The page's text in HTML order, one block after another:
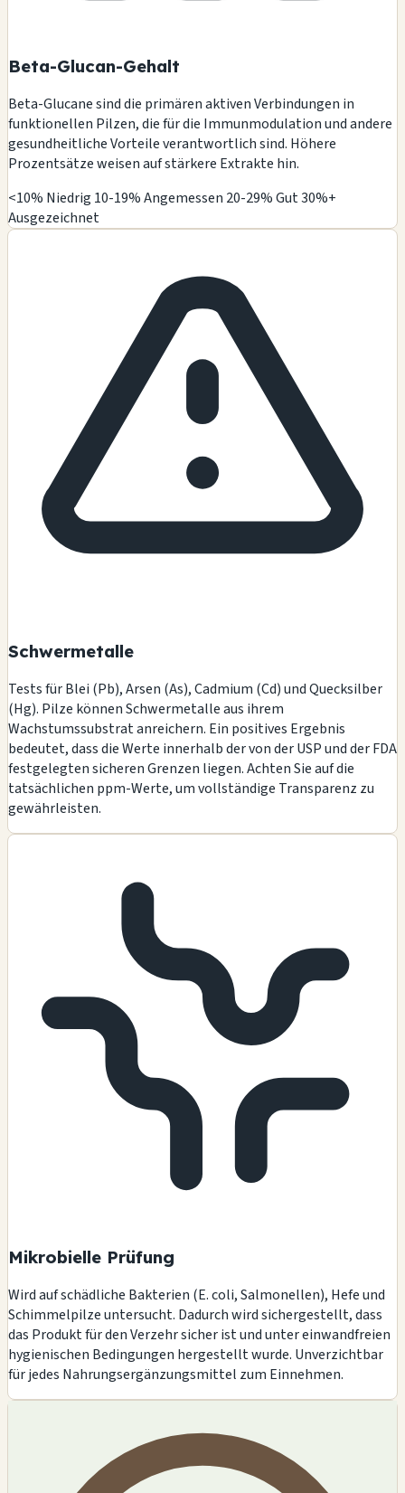
Beta-Glucan-Gehalt
Beta-Glucane sind die primären aktiven Verbindungen in
funktionellen Pilzen, die für die Immunmodulation und andere
gesundheitliche Vorteile verantwortlich sind. Höhere
Prozentsätze weisen auf stärkere Extrakte hin.
<10% Niedrig 10-19% Angemessen 20-29% Gut30%+
Ausgezeichnet
Schwermetalle
Tests für Blei (Pb), Arsen (As), Cadmium (Cd) und Quecksilber
(Hg). Pilze können Schwermetalle aus ihrem
Wachstumssubstrat anreichern. Ein positives Ergebnis
bedeutet, dass die Werte innerhalb der von der USP und der FDA
festgelegten sicheren Grenzen liegen. Achten Sie auf die
tatsächlichen ppm-Werte, um vollständige Transparenz zu
gewährleisten.
Mikrobielle Prüfung
Wird auf schädliche Bakterien (E. coli, Salmonellen), Hefe und
Schimmelpilze untersucht. Dadurch wird sichergestellt, dass
das Produkt für den Verzehr sicher ist und unter einwandfreien
hygienischen Bedingungen hergestellt wurde. Unverzichtbar
für jedes Nahrungsergänzungsmittel zum Einnehmen.